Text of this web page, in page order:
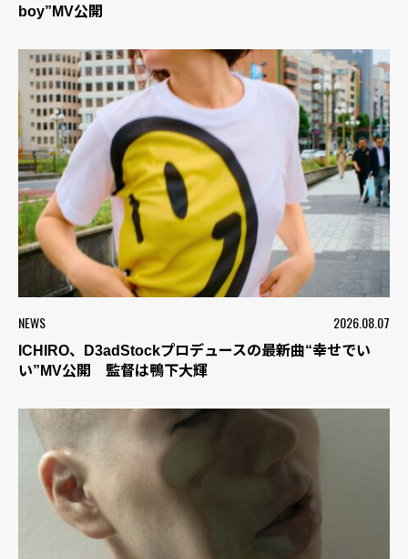
boy”MV公開
NEWS 2026.08.07
ICHIRO、D3adStockプロデュースの最新曲“幸せでい
い”MV公開 監督は鴨下大輝